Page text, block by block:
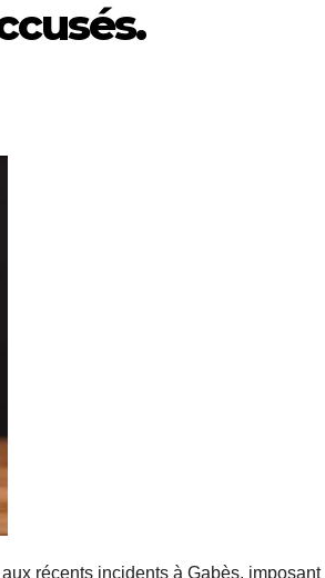
récents incidents à Gabès, imposant